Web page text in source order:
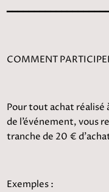
COMMENT
Pour tout achat réalisé
de l’événement, vous
tranche de 20 €
Exemples :